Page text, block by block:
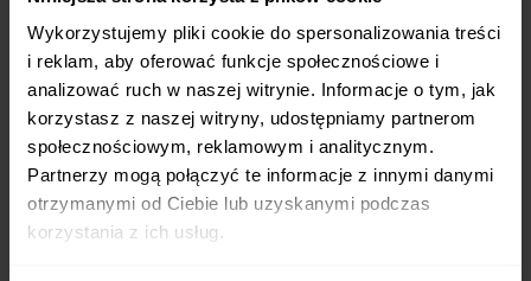
Wykorzystujemy pliki cookie do spersonalizowania treści
i reklam, aby oferować funkcje społecznościowe i
analizować ruch w naszej witrynie. Informacje o tym, jak
korzystasz z naszej witryny, udostępniamy partnerom
społecznościowym, reklamowym i analitycznym.
Partnerzy mogą połączyć te informacje z innymi danymi
otrzymanymi od Ciebie lub uzyskanymi podczas
korzystania z ich usług.
dziecka wózku. Wózki dziecięceSALSA 5 AIR, dzięki
wygodnemu materacykowi w gondoli czy siedzisku o
specyficznej konstrukcji gwarantują wygodę w
czasie spaceru. 5-punktowe pasy zostały
wyposażone w nakładki naramienne dla większego
komfortu malucha zwłaszcza latem. Razem z
fotelikiem samochodowym